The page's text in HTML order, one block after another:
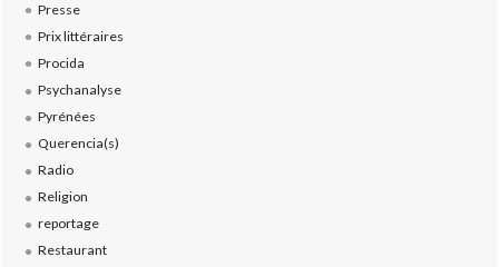
Presse
Prix littéraires
Procida
Psychanalyse
Pyrénées
Querencia(s)
Radio
Religion
reportage
Restaurant